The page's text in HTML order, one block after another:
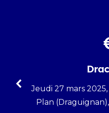
Jeudi 27 mars
Plan